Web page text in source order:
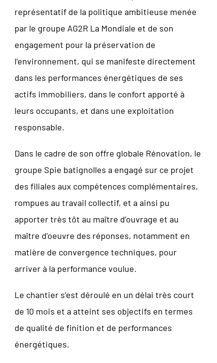
représentatif de la politique ambitieuse menée
par le groupe AG2R La Mondiale et de son
engagement pour la préservation de
l’environnement, qui se manifeste directement
dans les performances énergétiques de ses
actifs immobiliers, dans le confort apporté à
leurs occupants, et dans une exploitation
responsable.
Dans le cadre de son offre globale Rénovation, le
groupe Spie batignolles a engagé sur ce projet
des filiales aux compétences complémentaires,
rompues au travail collectif, et a ainsi pu
apporter très tôt au maître d’ouvrage et au
maître d’oeuvre des réponses, notamment en
matière de convergence techniques, pour
arriver à la performance voulue.
Le chantier s’est déroulé en un délai très court
de 10 mois et a atteint ses objectifs en termes
de qualité de finition et de performances
énergétiques.